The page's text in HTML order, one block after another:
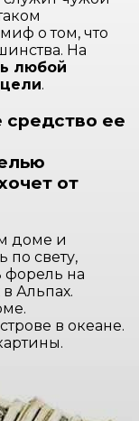
о том, что
На
любой
.
средство ее
от
доме и
по свету,
форель на
Альпах.
в океане.